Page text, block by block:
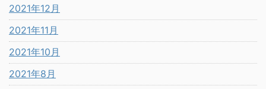
2021年12月
2021年11月
2021年10月
2021年8月